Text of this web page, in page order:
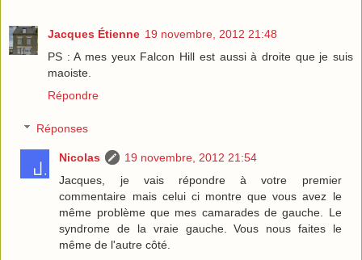
Jacques Étienne 19 novembre, 2012 21:48
PS : A mes yeux Falcon Hill est aussi à droite que je suis
maoiste.
Répondre
Réponses
Nicolas
19 novembre, 2012 21:54
Jacques, je vais répondre à votre premier
commentaire mais celui ci montre que vous avez le
même problème que mes camarades de gauche. Le
syndrome de la vraie gauche. Vous nous faites le
même de l'autre côté.